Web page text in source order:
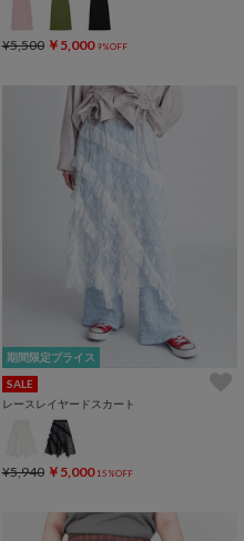
¥5,500 ￥5,000 9%OFF
期間限定プライス
SALE
レースレイヤードスカート
¥5,940 ￥5,000 15%OFF